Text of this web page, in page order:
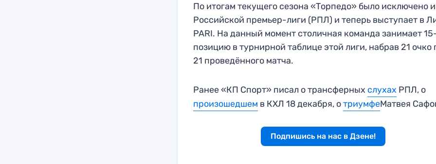
По итогам текущего сезона «Торпедо» было исключено
Российской премьер-лиги (РПЛ) и теперь выступает в
PARI. На данный момент столичная команда занимает
позицию в турнирной таблице этой лиги, набрав 21 очко
21 проведённого матча.
Ранее «КП Спорт» писал о трансферных слухах РПЛ, о
произошедшем в КХЛ 18 декабря, отриумфеМатвея
Подпишись на нас в Дзене!